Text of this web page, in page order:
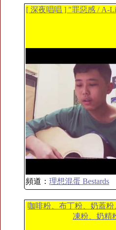
[ 深夜唱唱 ] "罪惡感 / A-
頻道： 理想混蛋 Bestards
咖啡粉、布丁粉、奶蓋
凍粉、奶精